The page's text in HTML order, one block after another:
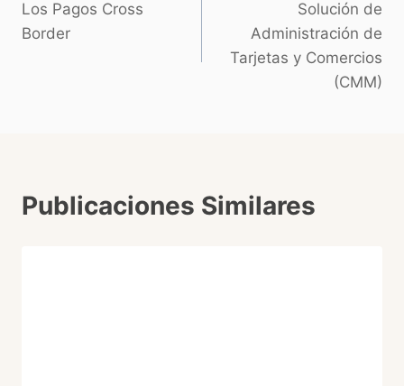
Los Pagos Cross
Border
Solución de
Administración de
Tarjetas y Comercios
(CMM)
Publicaciones Similares